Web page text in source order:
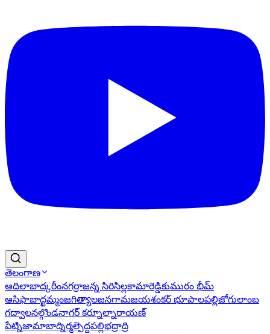
తెలంగాణ
ఆదిలాబాద్కరీంనగర్రాజన్న సిరిసిల్లకామారెడ్డికుమురం భీమ్
ఆసిఫాబాద్ఖమ్మంజగిత్యాలజనగామజయశంకర్ భూపాలపల్లిజోగులాంబ
గద్వాలనల్గొండనాగర్ కర్నూల్నారాయణ్
పేట్నిజామాబాద్నిర్మల్పెద్దపల్లిభద్రాద్రి